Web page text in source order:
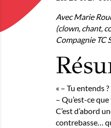
Avec Marie
(clown, chant,
Compagnie TC
« – Tu entends ?
– Qu’est-ce
C’est d’abord
contrebasse…